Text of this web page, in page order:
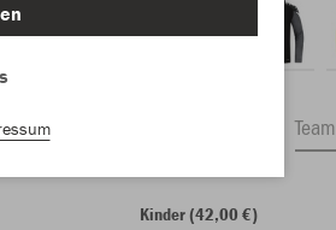
Kinder (42,00 €)